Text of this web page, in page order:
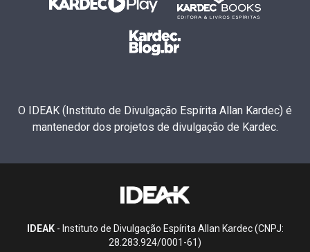
O IDEAK (Instituto de Divulgação Espírita Allan Kardec) é
mantenedor dos projetos de divulgação de Kardec.
IDEAK- Instituto de Divulgação Espírita Allan Kardec (CNPJ:
28.283.924/0001-61)